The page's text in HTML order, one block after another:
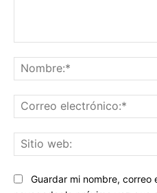
Guardar mi nombre,